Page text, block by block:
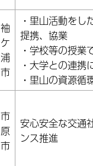
袖
ケ
浦
市
・里山活動を
提携、協業
・学校等の授業
・大学との連携
・里山の資源循
市
原
市
安心安全な交通
ンス推進